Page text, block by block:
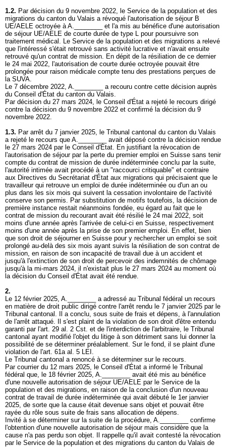
1.2. Par décision du 9 novembre 2022, le Service de la population et des
migrations du canton du Valais a révoqué l'autorisation de séjour B
UE/AELE octroyée à A.________ et l'a mis au bénéfice d'une autorisation
de séjour UE/AELE de courte durée de type L pour poursuivre son
traitement médical. Le Service de la population et des migrations a relevé
que l'intéressé s'était retrouvé sans activité lucrative et n'avait ensuite
retrouvé qu'un contrat de mission. En dépit de la résiliation de ce dernier
le 24 mai 2022, l'autorisation de courte durée octroyée pouvait être
prolongée pour raison médicale compte tenu des prestations perçues de
la SUVA.
Le 7 décembre 2022, A.________ a recouru contre cette décision auprès
du Conseil d'État du canton du Valais.
Par décision du 27 mars 2024, le Conseil d'État a rejeté le recours dirigé
contre la décision du 9 novembre 2022 et confirmé la décision du 9
novembre 2022.
1.3. Par arrêt du 7 janvier 2025, le Tribunal cantonal du canton du Valais
a rejeté le recours que A.________ avait déposé contre la décision rendue
le 27 mars 2024 par le Conseil d'État. En justifiant la révocation de
l'autorisation de séjour par la perte du premier emploi en Suisse sans tenir
compte du contrat de mission de durée indéterminée conclu par la suite,
l'autorité intimée avait procédé à un "raccourci critiquable" et contraire
aux Directives du Secrétariat d'État aux migrations qui précisaient que le
travailleur qui retrouve un emploi de durée indéterminée ou d'un an ou
plus dans les six mois qui suivent la cessation involontaire de l'activité
conserve son permis. Par substitution de motifs toutefois, la décision de
première instance restait néanmoins fondée, eu égard au fait que le
contrat de mission du recourant avait été résilié le 24 mai 2022, soit
moins d'une année après l'arrivée de celui-ci en Suisse, respectivement
moins d'une année après la prise de son premier emploi. En effet, bien
que son droit de séjourner en Suisse pour y rechercher un emploi se soit
prolongé au-delà des six mois ayant suivis la résiliation de son contrat de
mission, en raison de son incapacité de travail due à un accident et
jusqu'à l'extinction de son droit de percevoir des indemnités de chômage
jusqu'à la mi-mars 2024, il n'existait plus le 27 mars 2024 au moment où
la décision du Conseil d'État avait été rendue.
2.
Le 12 février 2025, A.________ a adressé au Tribunal fédéral un recours
en matière de droit public dirigé contre l'arrêt rendu le 7 janvier 2025 par le
Tribunal cantonal. Il a conclu, sous suite de frais et dépens, à l'annulation
de l'arrêt attaqué. Il s'est plaint de la violation de son droit d'être entendu
garanti par l'art. 29 al. 2 Cst. et de l'interdiction de l'arbitraire, le Tribunal
cantonal ayant modifié l'objet du litige à son détriment sans lui donner la
possibilité de se déterminer préalablement. Sur le fond, il se plaint d'une
violation de l'art. 61a al. 5 LEI .
Le Tribunal cantonal a renoncé à se déterminer sur le recours.
Par courrier du 12 mars 2025, le Conseil d'État a informé le Tribunal
fédéral que, le 18 février 2025, A.________ avait été mis au bénéfice
d'une nouvelle autorisation de séjour UE/AELE par le Service de la
population et des migrations, en raison de la conclusion d'un nouveau
contrat de travail de durée indéterminée qui avait débuté le 1er janvier
2025, de sorte que la cause était devenue sans objet et pouvait être
rayée du rôle sous suite de frais sans allocation de dépens.
Invité à se déterminer sur la suite de la procédure, A.________ confirme
l'obtention d'une nouvelle autorisation de séjour mais considère que la
cause n'a pas perdu son objet. Il rappelle qu'il avait contesté la révocation
par le Service de la population et des migrations du canton du Valais de